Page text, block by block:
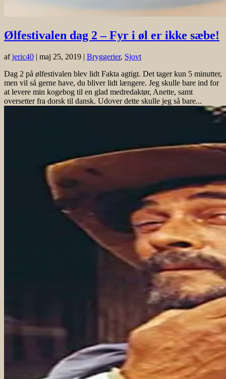
Ølfestivalen dag 2 – Fyr i øl er ikke sæbe!
afjeric40 | maj 25, 2019 | Bryggerier, Sjovt
Dag 2 på ølfestivalen blev lidt Fakta agtigt. Det tager kun 5 minutter,
men vil så gerne have, du bliver lidt længere. Jeg skulle bare ind for
at levere min kogebog til en glad medredaktør, Anette, samt
oversetter fra dorsk til dansk. Udover dette skulle jeg så bare...